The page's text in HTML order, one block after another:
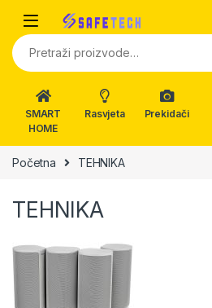
Pretraži:
SMART
HOME
Rasvjeta Prekidači
Početna TEHNIKA
TEHNIKA